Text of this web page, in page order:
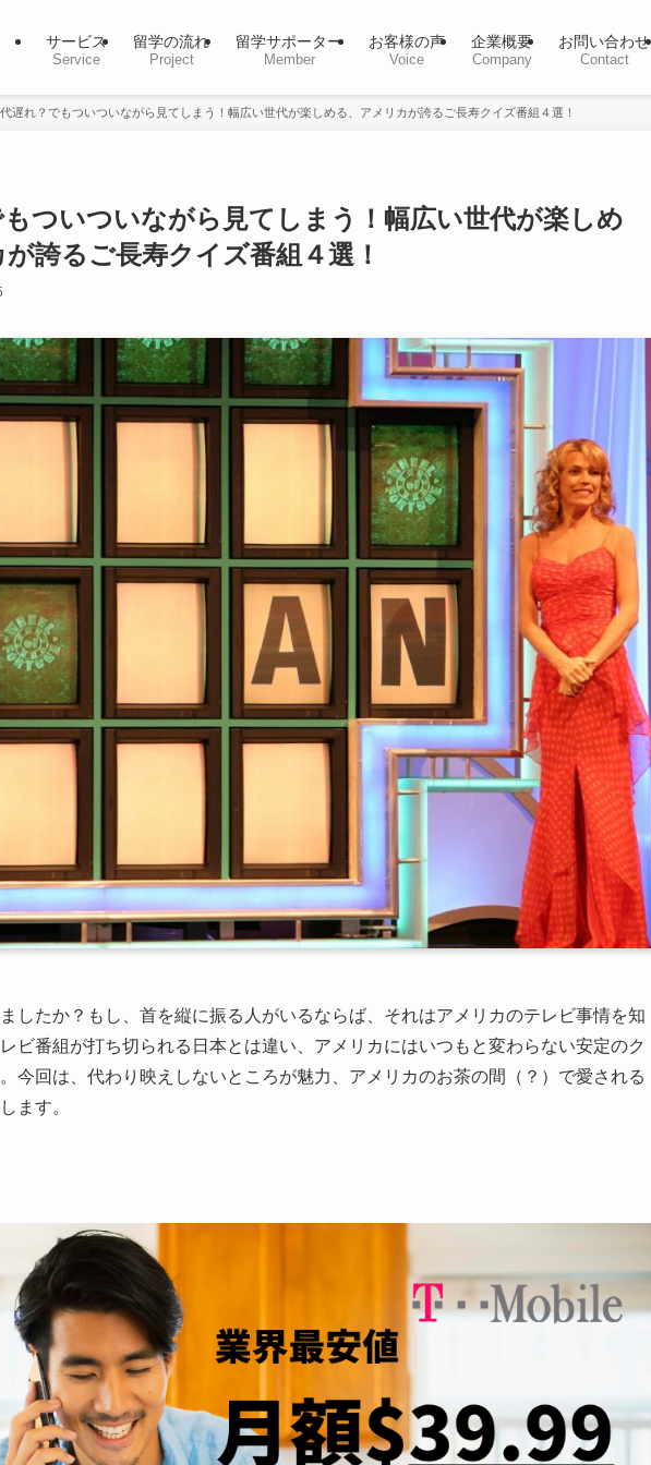
サービス
Service
留学の流れ
Project
留学サポーター
Member
お客様の声
Voice
企業概要
Company
お問い合わせ
Contact
遅れ？でもついついながら見てしまう！幅広い世代が楽しめる、アメリカが誇るご長寿クイズ番組４選！
もついついながら見てしまう！幅広い世代が楽しめ
誇るご長寿クイズ番組４選！
したか？もし、首を縦に振る人がいるならば、それはアメリカのテレビ事情を知
ビ番組が打ち切られる日本とは違い、アメリカにはいつもと変わらない安定のク
今回は、代わり映えしないところが魅力、アメリカのお茶の間（？）で愛される
ます。